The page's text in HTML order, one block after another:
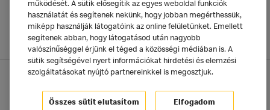
Adatkezelési tájékoztató
McDonald's Alkalmazás Sütik beállítása
működését. A sütik elősegítik az egyes weboldal funkciók
használatát és segítenek nekünk, hogy jobban megérthessük,
miképp használják látogatóink az online felületünket. Emellett
segítenek abban, hogy látogatásod után nagyobb
valószínűséggel érjünk el téged a közösségi médiában is. A
sütik segítségével nyert információkat hirdetési és elemzési
szolgáltatásokat nyújtó partnereinkkel is megosztjuk.
Összes sütit elutasítom Elfogadom